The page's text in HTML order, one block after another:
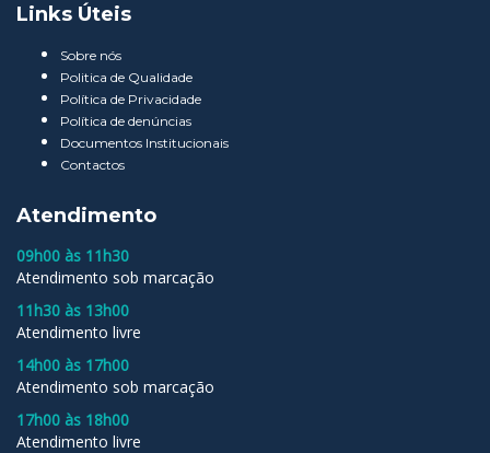
Links Úteis
Sobre nós
Politica de Qualidade
Política de Privacidade
Política de denúncias
Documentos Institucionais
Contactos
Atendimento
09h00 às 11h30
Atendimento sob marcação
11h30 às 13h00
Atendimento livre
14h00 às 17h00
Atendimento sob marcação
17h00 às 18h00
Atendimento livre